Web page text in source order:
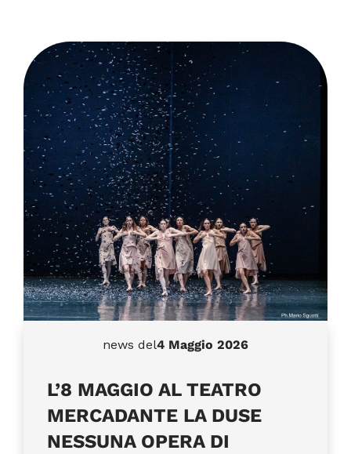
news del4 Maggio 2026
L’8 MAGGIO AL TEATRO
MERCADANTE LA DUSE
NESSUNA OPERA DI